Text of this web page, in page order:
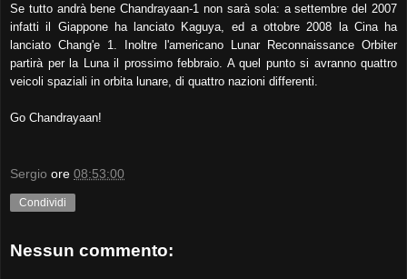
Se tutto andrà bene Chandrayaan-1 non sarà sola: a settembre del 2007
infatti il Giappone ha lanciato Kaguya, ed a ottobre 2008 la Cina ha
lanciato Chang'e 1. Inoltre l'americano Lunar Reconnaissance Orbiter
partirà per la Luna il prossimo febbraio. A quel punto si avranno quattro
veicoli spaziali in orbita lunare, di quattro nazioni differenti.
Go Chandrayaan!
Sergio ore 08:53:00
Condividi
Nessun commento: